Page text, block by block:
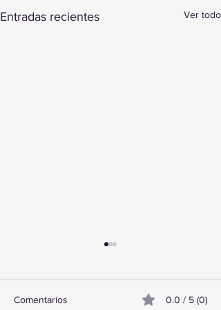
Entradas recientes Ver todo
Comentarios 0.0 / 5 (0)